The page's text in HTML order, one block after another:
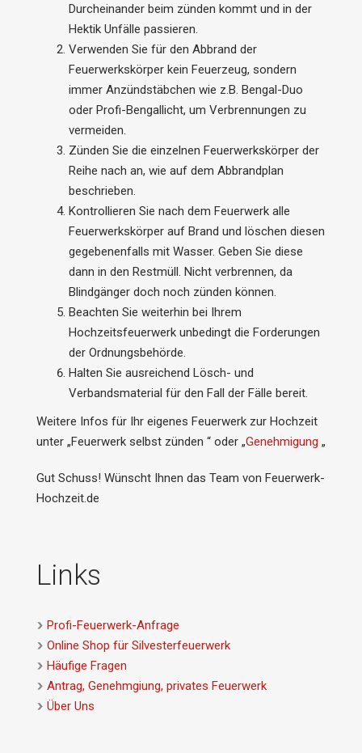
Durcheinander beim zünden kommt und in der
Hektik Unfälle passieren.
Verwenden Sie für den Abbrand der
Feuerwerkskörper kein Feuerzeug, sondern
immer Anzündstäbchen wie z.B. Bengal-Duo
oder Profi-Bengallicht, um Verbrennungen zu
vermeiden.
Zünden Sie die einzelnen Feuerwerkskörper der
Reihe nach an, wie auf dem Abbrandplan
beschrieben.
Kontrollieren Sie nach dem Feuerwerk alle
Feuerwerkskörper auf Brand und löschen diesen
gegebenenfalls mit Wasser. Geben Sie diese
dann in den Restmüll. Nicht verbrennen, da
Blindgänger doch noch zünden können.
Beachten Sie weiterhin bei Ihrem
Hochzeitsfeuerwerk unbedingt die Forderungen
der Ordnungsbehörde.
Halten Sie ausreichend Lösch- und
Verbandsmaterial für den Fall der Fälle bereit.
Weitere Infos für Ihr eigenes Feuerwerk zur Hochzeit
unter „Feuerwerk selbst zünden “ oder „Genehmigung „
Gut Schuss! Wünscht Ihnen das Team von Feuerwerk-
Hochzeit.de
Links
Profi-Feuerwerk-Anfrage
Online Shop für Silvesterfeuerwerk
Häufige Fragen
Antrag, Genehmgiung, privates Feuerwerk
Über Uns